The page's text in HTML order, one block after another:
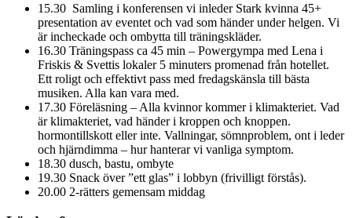
15.30 Samling i konferensen vi inleder Stark kvinna 45+
presentation av eventet och vad som händer under helgen. Vi
är incheckade och ombytta till träningskläder.
16.30 Träningspass ca 45 min – Powergympa med Lena i
Friskis & Svettis lokaler 5 minuters promenad från hotellet.
Ett roligt och effektivt pass med fredagskänsla till bästa
musiken. Alla kan vara med.
17.30 Föreläsning – Alla kvinnor kommer i klimakteriet. Vad
är klimakteriet, vad händer i kroppen och knoppen.
hormontillskott eller inte. Vallningar, sömnproblem, ont i leder
och hjärndimma – hur hanterar vi vanliga symptom.
18.30 dusch, bastu, ombyte
19.30 Snack över ”ett glas” i lobbyn (frivilligt förstås).
20.00 2-rätters gemensam middag